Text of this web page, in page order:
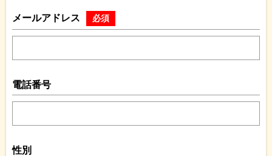
メールアドレス 必須
電話番号
性別